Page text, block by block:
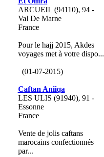
ARCUEIL (94110), 94 -
Val De Marne
France
Pour le hajj 2015, Akdes
voyages met à votre dispo...
(01-07-2015)
Caftan Aniiqa
LES ULIS (91940), 91 -
Essonne
France
Vente de jolis caftans
marocains confectionnés
par...